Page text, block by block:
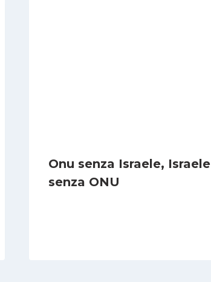
Onu senza Israele, Israele
senza ONU